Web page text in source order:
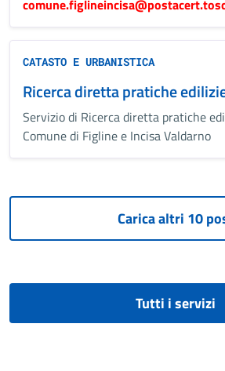
CATASTO E URBANISTICA
Ricerca diretta pratiche
Servizio di Ricerca diretta pratiche
Comune di Figline e Incisa Valdarno
Tutti i servizi